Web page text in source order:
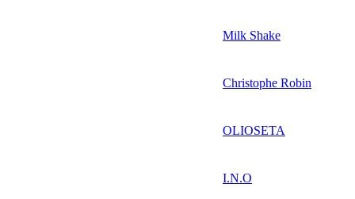
Milk Shake
Christophe Robin
OLIOSETA
I.N.O